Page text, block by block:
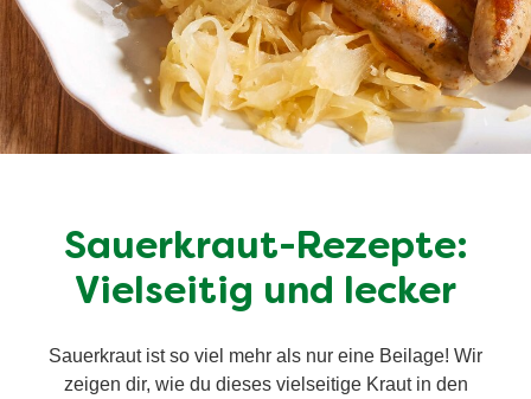
Sauerkraut-Rezepte:
Vielseitig und lecker
Sauerkraut ist so viel mehr als nur eine Beilage! Wir
zeigen dir, wie du dieses vielseitige Kraut in den